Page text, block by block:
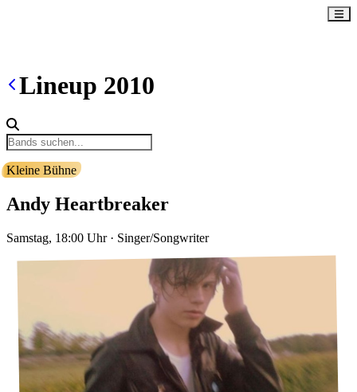
Lineup 2010
Kleine Bühne
Andy Heartbreaker
Samstag, 18:00 Uhr· Singer/Songwriter